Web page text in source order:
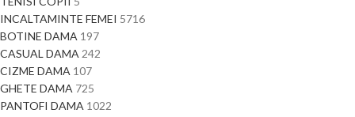
INCALTAMINTE FEMEI 5716
BOTINE DAMA 197
CASUAL DAMA 242
CIZME DAMA 107
GHETE DAMA 725
PANTOFI DAMA 1022